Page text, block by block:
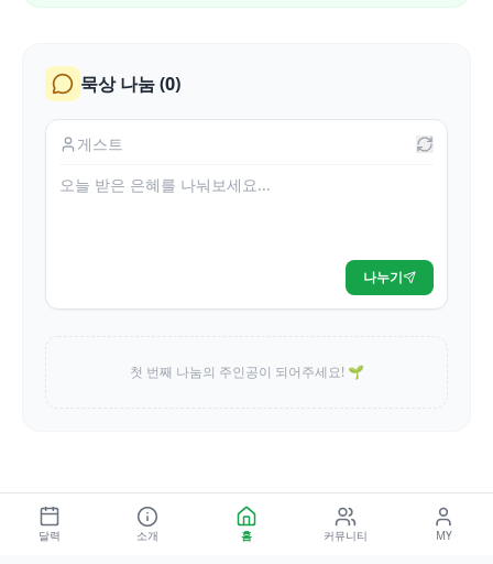
묵상 나눔 (0)
나누기
첫 번째 나눔의 주인공이 되어주세요! 🌱
달력 소개 홈 커뮤니티 MY